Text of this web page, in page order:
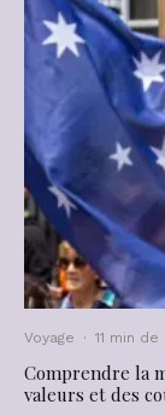
Voyage · 11 min
Comprendre la
valeurs et des